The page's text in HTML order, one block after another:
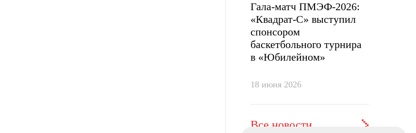
Гала‑матч ПМЭФ‑2026:
«Квадрат‑С» выступил
спонсором
баскетбольного турнира
в «Юбилейном»
18 июня 2026
Все новости